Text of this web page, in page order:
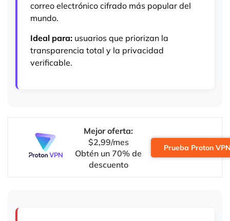
correo electrónico cifrado más popular del
mundo.
Ideal para: usuarios que priorizan la
transparencia total y la privacidad
verificable.
Mejor oferta:
$2,99/mes
Obtén un 70% de
descuento
Prueba Proton